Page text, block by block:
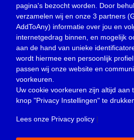
Nieuws (23.329)
Oproep(734)
Overlijden(39)
Podcast(18)
prijsvraag (5)
Religie (1.438)
Service(226)
pagina's bezocht worden. Door
verzamelen wij en onze 3 partners
AddToAny) informatie over jou en
internetgedrag binnen, en mogelijk
aan de hand van unieke
wordt hiermee een persoonlijk
passen wij onze website en
voorkeuren.
Uw cookie voorkeuren zijn altijd aan
knop "Privacy Instellingen" te
Lees onze Privacy policy |